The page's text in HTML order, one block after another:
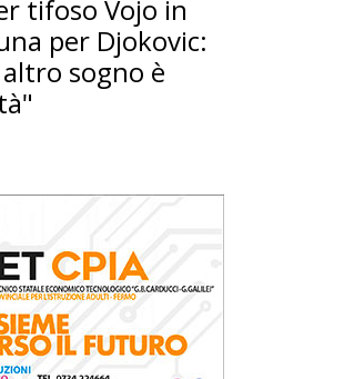
tifoso Vojo in
per Djokovic:
sogno è